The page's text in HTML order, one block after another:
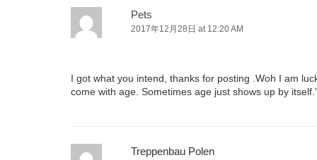
Pets
2017年12月28日 at 12:20 AM
I got what you intend, thanks for posting .Woh I am
come with age. Sometimes age just shows up by
Treppenbau Polen